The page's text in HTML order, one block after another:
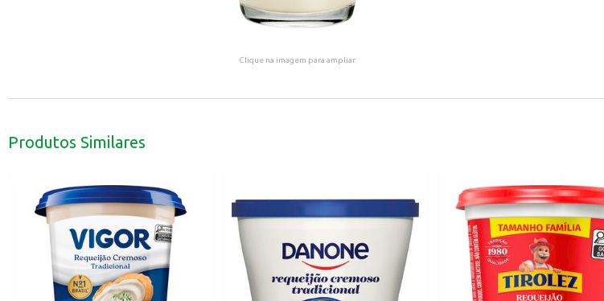
Clique na imagem para ampliar.
Produtos Similares